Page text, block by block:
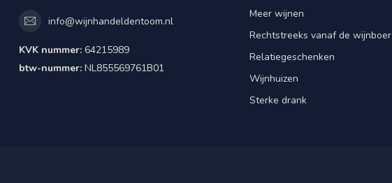
info@wijnhandeldentoom.nl
KVK nummer: 64215989
btw-nummer: NL855569761B01
Meer wijnen
Rechtstreeks vanaf de wijnboer
Relatiegeschenken
Wijnhuizen
Sterke drank